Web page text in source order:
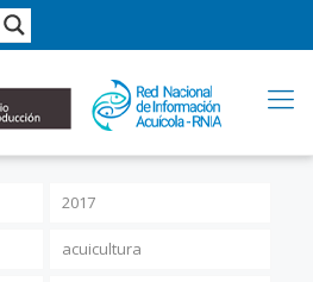
2017
acuicultura